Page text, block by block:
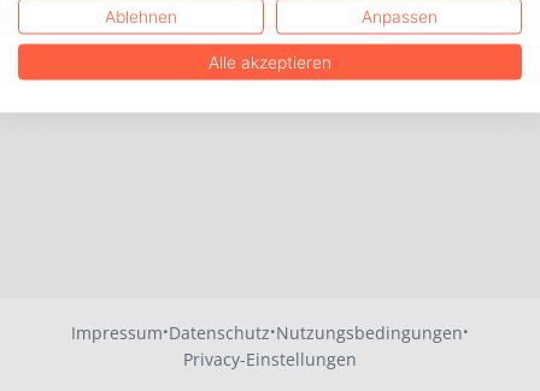
Impressum·Datenschutz·Nutzungsbedingungen·
Privacy-Einstellungen
Ablehnen Anpassen
Alle akzeptieren